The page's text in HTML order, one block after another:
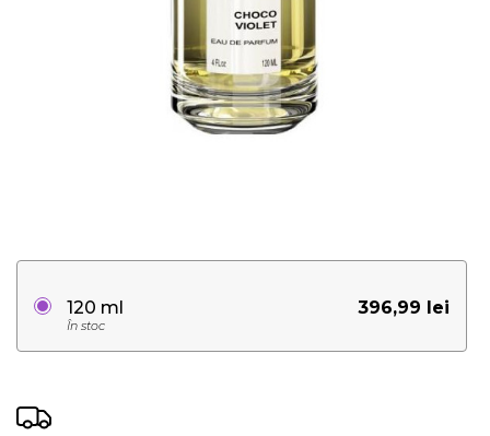
396,99 lei
120 ml
În stoc